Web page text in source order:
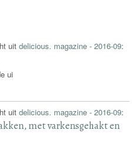
uitdelicious. magazine - 2016-09:
ui
uitdelicious. magazine - 2016-09:
met varkensgehakt en